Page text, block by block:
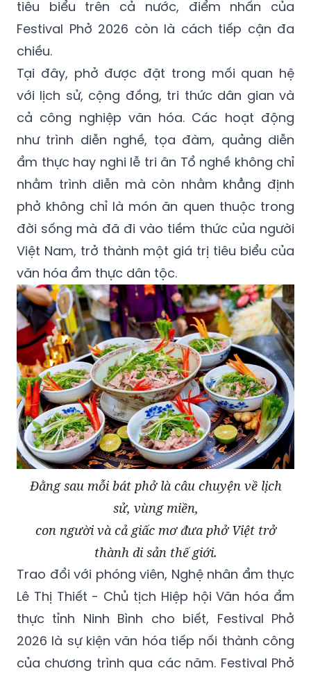
tiêu biểu trên cả nước, điểm nhấn của
Festival Phở 2026 còn là cách tiếp cận đa
chiều.
Tại đây, phở được đặt trong mối quan hệ
với lịch sử, cộng đồng, tri thức dân gian và
cả công nghiệp văn hóa. Các hoạt động
như trình diễn nghề, tọa đàm, quảng diễn
ẩm thực hay nghi lễ tri ân Tổ nghề không chỉ
nhằm trình diễn mà còn nhằm khẳng định
phở không chỉ là món ăn quen thuộc trong
đời sống mà đã đi vào tiềm thức của người
Việt Nam, trở thành một giá trị tiêu biểu của
văn hóa ẩm thực dân tộc.
Đằng sau mỗi bát phở là câu chuyện về lịch
sử, vùng miền,
con người và cả giấc mơ đưa phở Việt trở
thành di sản thế giới.
Trao đổi với phóng viên, Nghệ nhân ẩm thực
Lê Thị Thiết - Chủ tịch Hiệp hội Văn hóa ẩm
thực tỉnh Ninh Bình cho biết, Festival Phở
2026 là sự kiện văn hóa tiếp nối thành công
của chương trình qua các năm. Festival Phở